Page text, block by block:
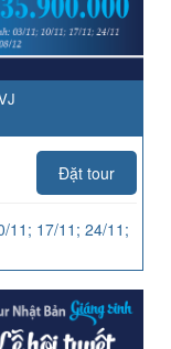
Đặt tour
11; 17/11; 24/11;